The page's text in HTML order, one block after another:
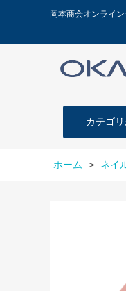
岡本商会オンライ
カテゴリ
ホーム > ネイ